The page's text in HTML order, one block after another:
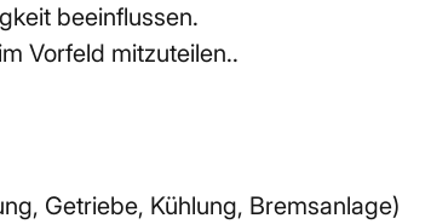
beeinflussen.
Vorfeld mitzuteilen..
Getriebe, Kühlung, Bremsanlage)